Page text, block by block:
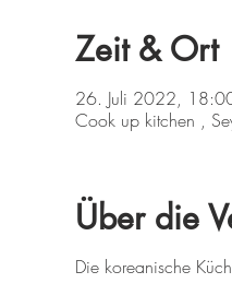
Zeit & Ort
26. Juli 2022,
Cook up kitchen ,
Über die
Die koreanische